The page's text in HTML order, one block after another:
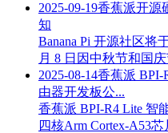
2025-09-19香蕉派开源
知
Banana Pi 开源社区将
月 8 日因中秋节和国
2025-08-14香蕉派 BPI-
由器开发板公...
香蕉派 BPI-R4 Lite 智
四核Arm Cortex-A53